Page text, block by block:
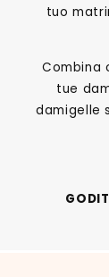
tuo
Combina
tue
damigelle